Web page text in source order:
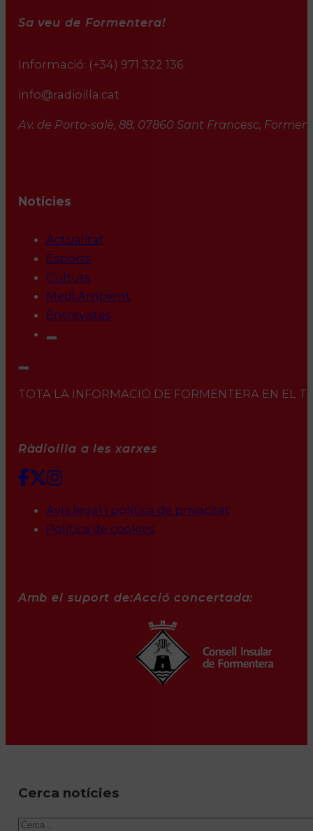
Sa veu de Formentera!
Informació: (+34) 971 322 136
info@radioilla.cat
Av. de Porto-salè, 88, 07860 Sant Francesc,
Notícies
Actualitat
Esports
Cultura
Medi Ambient
Entrevistes
TOTA LA INFORMACIÓ DE FORMENTERA EN EL
Ràdioilla a les xarxes
Avís legal i política de privacitat
Política de cookies
Amb el suport de:Acció concertada:
Cerca notícies
Cercar